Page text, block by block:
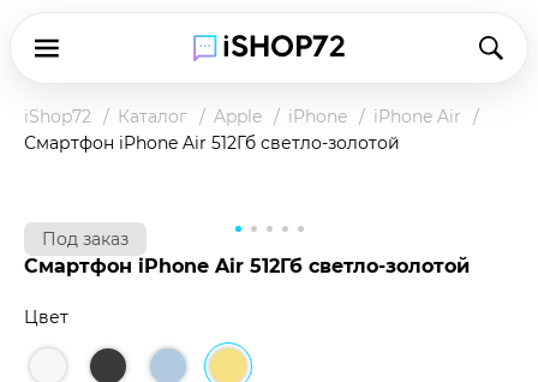
iShop72 Каталог Apple iPhone
iPhone Air
Смартфон iPhone Air 512Гб светло-золотой
Под заказ
Смартфон iPhone Air 512Гб светло-золотой
Цвет